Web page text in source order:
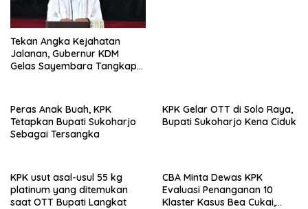
Tekan Angka Kejahatan
Jalanan, Gubernur KDM
Gelas Sayembara Tangkap
Peras Anak Buah, KPK
Tetapkan Bupati Sukoharjo
Sebagai Tersangka
KPK Gelar OTT di Solo Raya,
Bupati Sukoharjo Kena Ciduk
KPK usut asal-usul 55 kg
platinum yang ditemukan
saat OTT Bupati Langkat
CBA Minta Dewas KPK
Evaluasi Penanganan 10
Klaster Kasus Bea Cukai,